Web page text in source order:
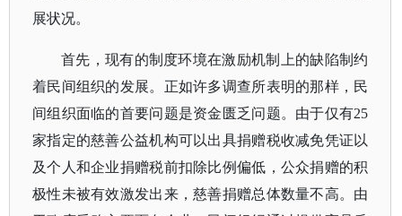
展状况。
首先，现有的制度环境在激励机制上的缺陷制约
着民间组织的发展。正如许多调查所表明的那样，民
间组织面临的首要问题是资金匮乏问题。由于仅有25
家指定的慈善公益机构可以出具捐赠税收减免凭证以
及个人和企业捐赠税前扣除比例偏低，公众捐赠的积
极性未被有效激发出来，慈善捐赠总体数量不高。由